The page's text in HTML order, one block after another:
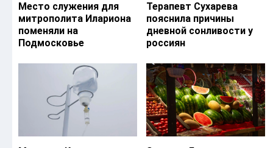
Место служения для
митрополита Илариона
поменяли на
Подмосковье
Терапевт Сухарева
пояснила причины
дневной сонливости у
россиян